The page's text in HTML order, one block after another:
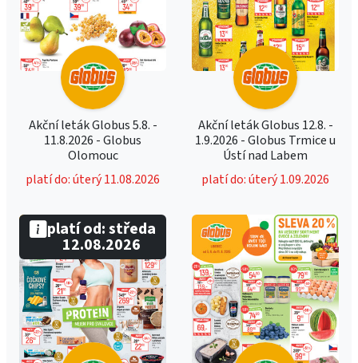
Akční leták Globus 5.8. -
11.8.2026 - Globus
Olomouc
platí do: úterý 11.08.2026
Akční leták Globus 12.8. -
1.9.2026 - Globus Trmice u
Ústí nad Labem
platí do: úterý 1.09.2026
platí od: středa
12.08.2026